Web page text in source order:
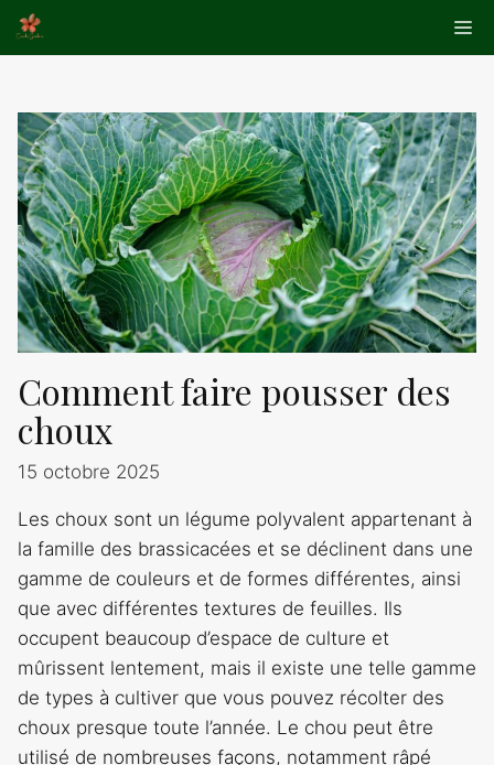
Aller
au
Comment faire pousser des
choux
15 octobre 2025
Les choux sont un légume polyvalent appartenant à
la famille des brassicacées et se déclinent dans une
gamme de couleurs et de formes différentes, ainsi
que avec différentes textures de feuilles. Ils
occupent beaucoup d’espace de culture et
mûrissent lentement, mais il existe une telle gamme
de types à cultiver que vous pouvez récolter des
choux presque toute l’année. Le chou peut être
utilisé de nombreuses façons, notamment râpé